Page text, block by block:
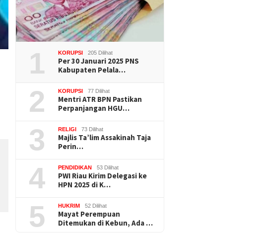
1 KORUPSI 205 Dilihat
Per 30 Januari 2025 PNS
Kabupaten Pelala…
2 KORUPSI 77 Dilihat
Mentri ATR BPN Pastikan
Perpanjangan HGU…
3 RELIGI 73 Dilihat
Majlis Ta’lim Assakinah Taja
Perin…
4 PENDIDIKAN 53 Dilihat
PWI Riau Kirim Delegasi ke
HPN 2025 di K…
5 HUKRIM 52 Dilihat
Mayat Perempuan
Ditemukan di Kebun, Ada …